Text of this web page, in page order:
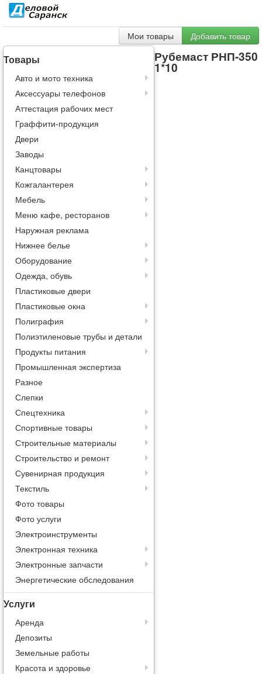
Мои товары Добавить товар
Товары
Авто и мото техника
Аксессуары телефонов
Аттестация рабочих мест
Граффити-продукция
Двери
Заводы
Канцтовары
Кожгалантерея
Мебель
Меню кафе, ресторанов
Наружная реклама
Нижнее белье
Оборудование
Одежда, обувь
Пластиковые двери
Пластиковые окна
Полиграфия
Полиэтиленовые трубы и детали
Продукты питания
Промышленная экспертиза
Разное
Слепки
Спецтехника
Спортивные товары
Строительные материалы
Строительство и ремонт
Сувенирная продукция
Текстиль
Фото товары
Фото услуги
Электроинструменты
Электронная техника
Электронные запчасти
Энергетические обследования
Услуги
Аренда
Депозиты
Земельные работы
Красота и здоровье
Рубемаст РНП-350
1*10